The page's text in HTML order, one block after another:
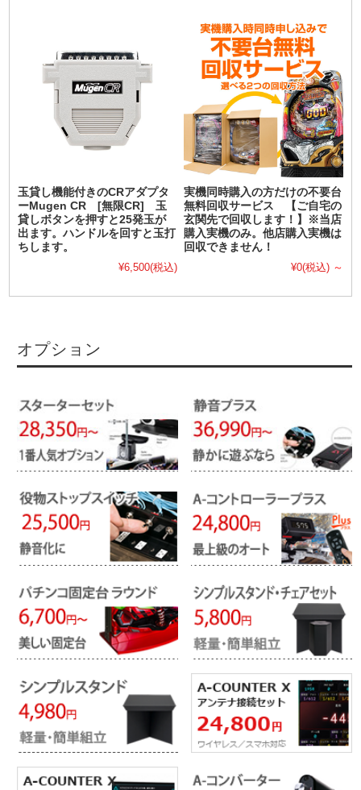
玉貸し機能付きのCRアダプタ
ーMugen CR [無限CR] 玉
貸しボタンを押すと25発玉が
出ます。ハンドルを回すと玉打
ちします。
¥6,500(税込)
実機同時購入の方だけの不要台
無料回収サービス 【ご自宅の
玄関先で回収します！】※当店
購入実機のみ。他店購入実機は
回収できません！
¥0(税込) ～
オプション